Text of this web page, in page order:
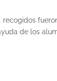
de los